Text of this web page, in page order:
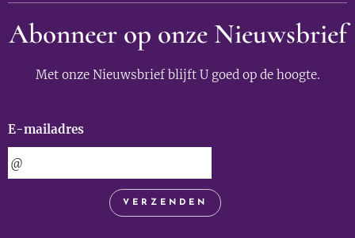
Abonneer op onze Nieuwsbrief
Met onze Nieuwsbrief blijft U goed op de hoogte.
E-mailadres
VERZENDEN